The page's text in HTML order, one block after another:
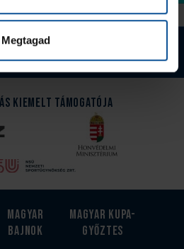
Megtagad
kiemelt támogatója
Magyar
bajnok
Magyar kupa-
győztes